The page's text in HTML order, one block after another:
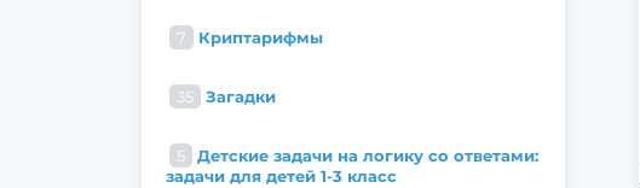
7 Криптарифмы
35 Загадки
5
Детские задачи на логику со ответами:
задачи для детей 1-3 класс